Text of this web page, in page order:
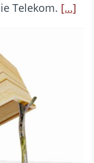
Telekom. […]